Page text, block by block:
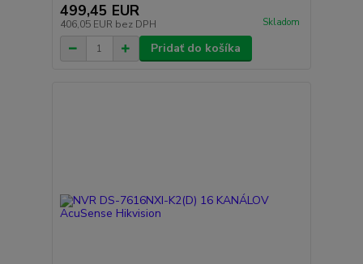
499,45 EUR
406,05 EUR bez DPH Skladom
Pridať do košíka